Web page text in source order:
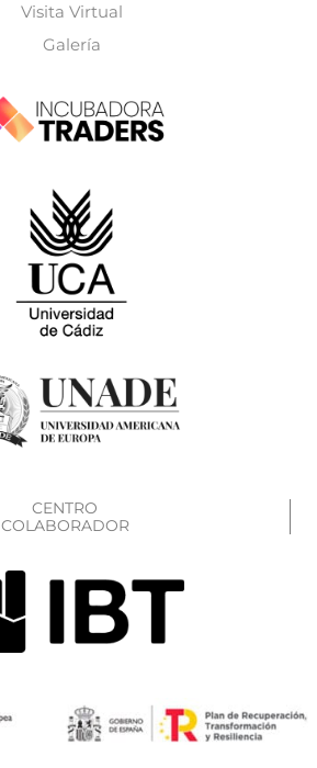
Visita Virtual
Galería
CENTRO
COLABORADOR